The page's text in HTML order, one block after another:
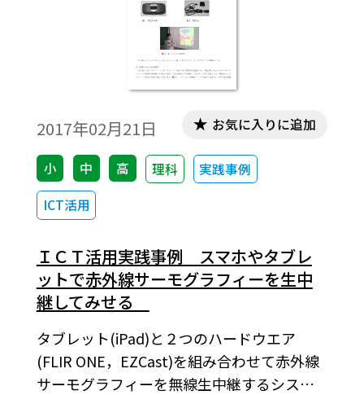
2017年02月21日
小 中 高 理科
実践事例
ICT活用
お気に入りに追加
ＩＣＴ活用実践事例 スマホやタブレ
ットで赤外線サーモグラフィーを生中
継してみせる
タブレット(iPad)と２つのハードウエア
(FLIR ONE，EZCast)を組み合わせて赤外線
サーモグラフィーを無線生中継するシステ